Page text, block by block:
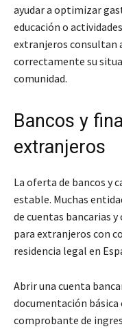
ayudar a optimizar
educación o
extranjeros consultan
correctamente su
comunidad.
Bancos y
extranjeros
La oferta de bancos y
estable. Muchas
de cuentas bancarias
para extranjeros con
residencia legal en
Abrir una cuenta
documentación
comprobante de